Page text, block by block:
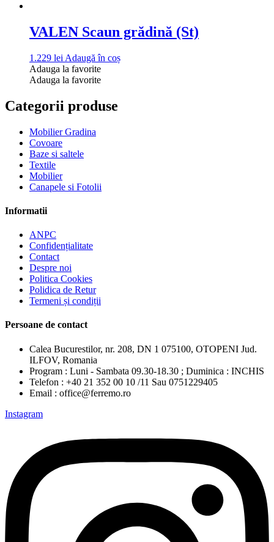
VALEN Scaun grădină (St)
1.229 lei Adaugă în coș
Adauga la favorite
Adauga la favorite
Categorii produse
Mobilier Gradina
Covoare
Baze si saltele
Textile
Mobilier
Canapele si Fotolii
Informatii
ANPC
Confidențialitate
Contact
Despre noi
Politica Cookies
Polidica de Retur
Termeni și condiții
Persoane de contact
Calea Bucurestilor, nr. 208, DN 1 075100, OTOPENI Jud.
ILFOV, Romania
Program : Luni - Sambata 09.30-18.30 ; Duminica : INCHIS
Telefon : +40 21 352 00 10 /11 Sau 0751229405
Email : office@ferremo.ro
Instagram